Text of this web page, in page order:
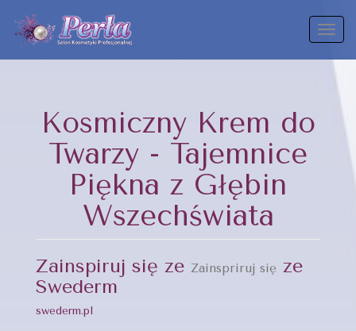
Kosmiczny Krem do
Twarzy - Tajemnice
Piękna z Głębin
Wszechświata
Zainspiruj się ze Zainspriruj się ze
Swederm
swederm.pl